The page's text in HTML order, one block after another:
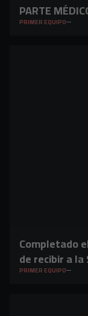
PARTE
PRIMER EQUIPO
Completado
de recibir a la
PRIMER EQUIPO